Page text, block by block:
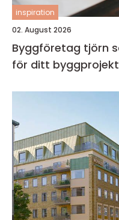
inspiration
02. August 2026
Byggföretag tjörn så väljer du rätt partner
för ditt byggprojekt